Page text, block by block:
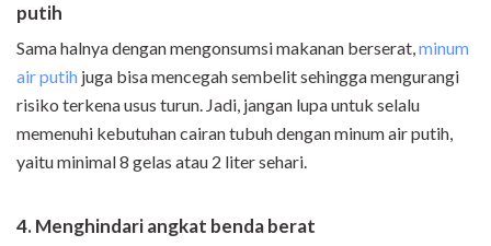
putih
Sama halnya dengan mengonsumsi makanan berserat,minum
air putih juga bisa mencegah sembelit sehingga mengurangi
risiko terkena usus turun. Jadi, jangan lupa untuk selalu
memenuhi kebutuhan cairan tubuh dengan minum air putih,
yaitu minimal 8 gelas atau 2 liter sehari.
4. Menghindari angkat benda berat